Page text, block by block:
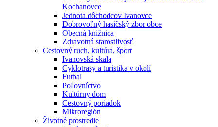
Kochanovce
Jednota dôchodcov Ivanovce
Dobrovoľný hasičský zbor obce
Obecná knižnica
Zdravotná starostlivosť
Cestovný ruch, kultúra, šport
Ivanovská skala
Cyklotrasy a turistika v okolí
Futbal
Poľovníctvo
Kultúrny dom
Cestovný poriadok
Mikroregión
Životné prostredie